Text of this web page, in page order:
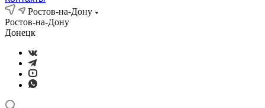
Ростов-на-Дону
Ростов-на-Дону
Донецк